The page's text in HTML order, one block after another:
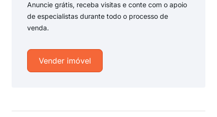
Anuncie grátis, receba visitas e conte com o apoio
de especialistas durante todo o processo de
venda.
Vender imóvel